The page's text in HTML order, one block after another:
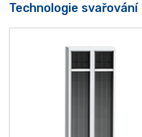
Technologie svařování